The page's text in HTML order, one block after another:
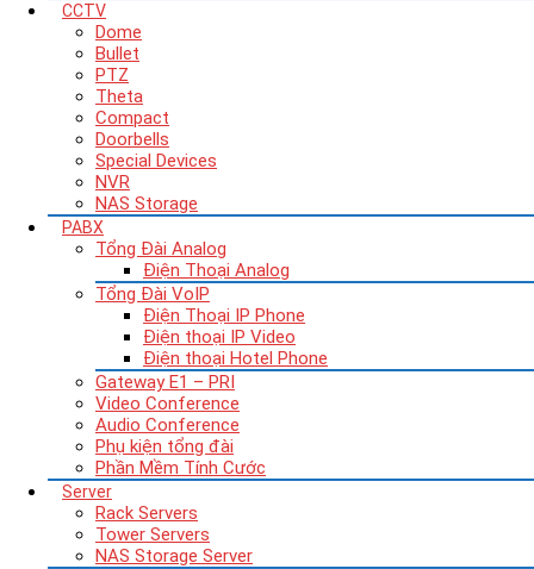
CCTV
Dome
Bullet
PTZ
Theta
Compact
Doorbells
Special Devices
NVR
NAS Storage
PABX
Tổng Đài Analog
Điện Thoại Analog
Tổng Đài VoIP
Điện Thoại IP Phone
Điện thoại IP Video
Điện thoại Hotel Phone
Gateway E1 – PRI
Video Conference
Audio Conference
Phụ kiện tổng đài
Phần Mềm Tính Cước
Server
Rack Servers
Tower Servers
NAS Storage Server